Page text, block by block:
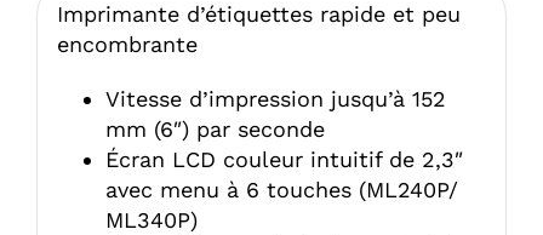
Imprimante d’étiquettes rapide et peu
encombrante
Vitesse d’impression jusqu’à 152
mm (6″) par seconde
Écran LCD couleur intuitif de 2,3″
avec menu à 6 touches (ML240P/
ML340P)